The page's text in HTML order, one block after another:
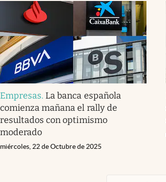
Empresas. La banca española
comienza mañana el rally de
resultados con optimismo
moderado
miércoles, 22 de Octubre de 2025